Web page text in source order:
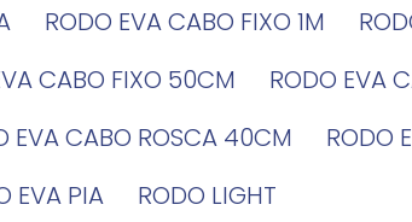
RODO EVA CABO FIXO 1M
CABO FIXO 50CM RODO EVA
EVA CABO ROSCA 40CM
EVA PIA
RODO LIGHT